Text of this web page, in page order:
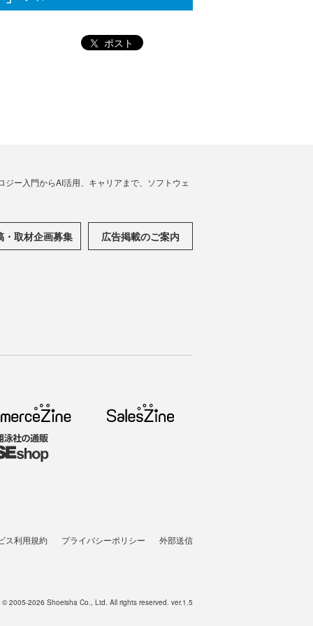
ポスト
ー入門からAI活用、キャリアまで、ソフトウェ
・取材企画募集 広告掲載のご案内
ス利用規約 プライバシーポリシー 外部送信
2005-2026 Shoeisha Co., Ltd. All rights reserved. ver.1.5